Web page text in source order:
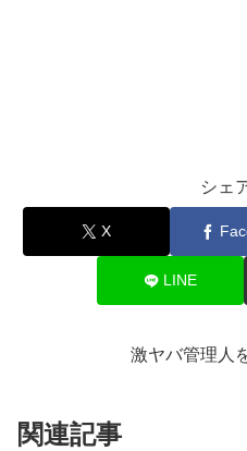
シェ
X
LINE
激ヤバ管理人
関連記事